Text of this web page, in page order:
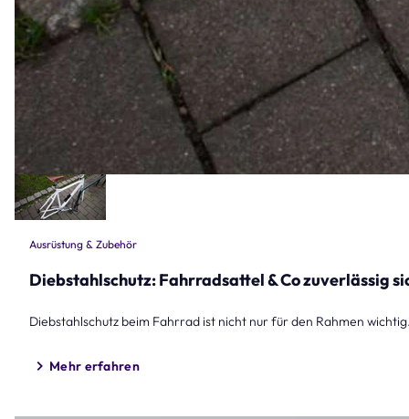
Ausrüstung & Zubehör
Diebstahlschutz: Fahrradsattel & Co zuverlässig
Diebstahlschutz beim Fahrrad ist nicht nur für den Rahmen
Mehr erfahren